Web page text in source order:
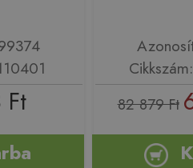
82 879 Ft